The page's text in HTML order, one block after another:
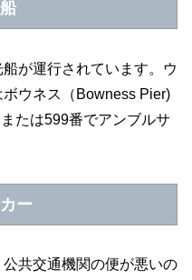
が運行されています。ウ
ウネス（Bowness Pier)
たは599番でアンブルサ
ー
共交通機関の便が悪いの